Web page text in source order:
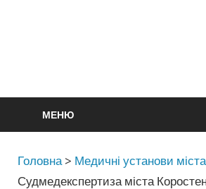
МЕНЮ
Головна > Медичні установи
Судмедекспертиза міста